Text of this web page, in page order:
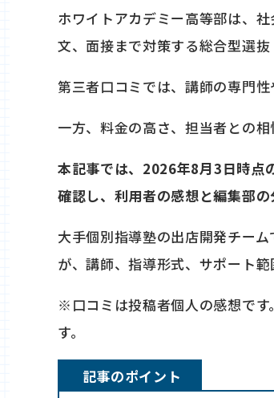
ホワイトアカデミー高等部は、
文、面接まで対策する総合型選抜
第三者口コミでは、講師の専門
一方、料金の高さ、担当者との
本記事では、2026年8月3日時点
確認し、利用者の感想と編集部の
大手個別指導塾の出店開発チー
が、講師、指導形式、サポート範
※口コミは投稿者個人の感想です
す。
記事のポイント